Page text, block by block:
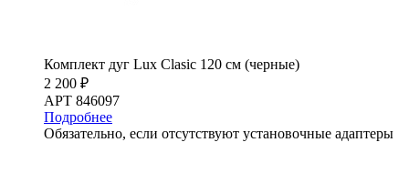
Комплект дуг Lux Clasic 120 см (черные)
2 200 ₽
АРТ 846097
Подробнее
Обязательно, если отсутствуют установочные адаптеры